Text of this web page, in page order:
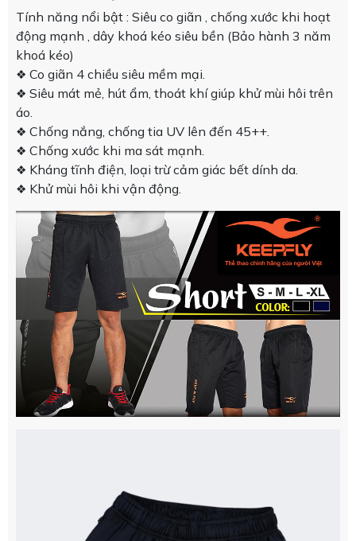
Tính năng nổi bật : Siêu co giãn , chống xước khi hoạt
động mạnh , dây khoá kéo siêu bền (Bảo hành 3 năm
khoá kéo)
❖ Co giãn 4 chiều siêu mềm mại.
❖ Siêu mát mẻ, hút ẩm, thoát khí giúp khử mùi hôi trên
áo.
❖ Chống nắng, chống tia UV lên đến 45++.
❖ Chống xước khi ma sát mạnh.
❖ Kháng tĩnh điện, loại trừ cảm giác bết dính da.
❖ Khử mùi hôi khi vận động.